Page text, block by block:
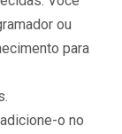
ou
para
o no